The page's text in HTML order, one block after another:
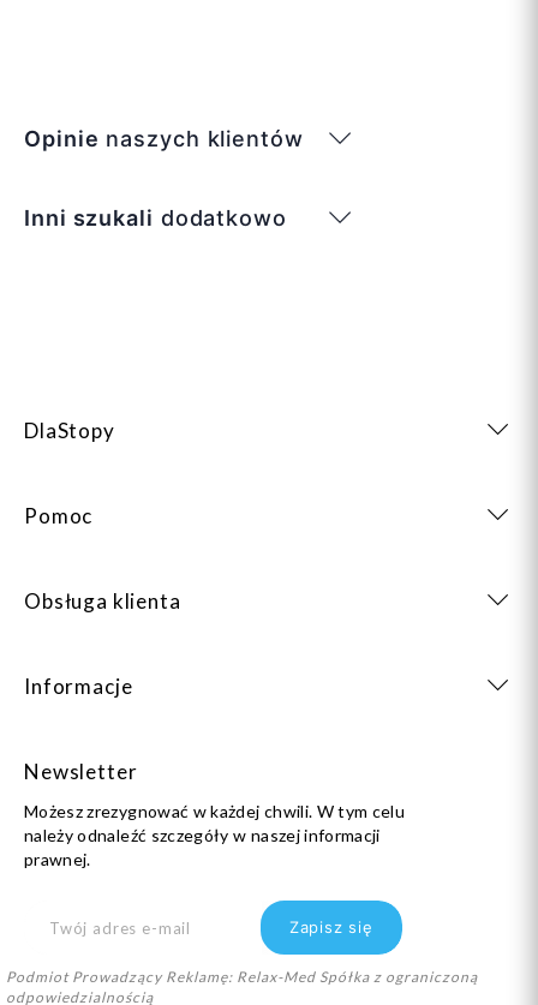
Opinie naszych klientów
Inni szukali dodatkowo
DlaStopy
Pomoc
Obsługa klienta
Informacje
Newsletter
Możesz zrezygnować w każdej chwili. W tym celu
należy odnaleźć szczegóły w naszej informacji
prawnej.
Podmiot Prowadzący Reklamę: Relax-Med Spółka z ograniczoną
odpowiedzialnością